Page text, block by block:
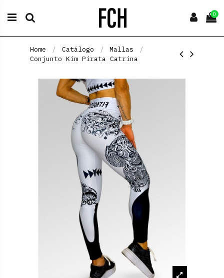
0
Home Catálogo
Mallas
Conjunto Kim Pirata Catrina